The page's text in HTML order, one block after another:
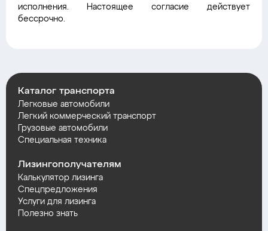
исполнения. Настоящее согласие действует
бессрочно.
Каталог транспорта
Легковые автомобили
Легкий коммерческий транспорт
Грузовые автомобили
Специальная техника
Лизингополучателям
Калькулятор лизинга
Спецпредложения
Услуги для лизинга
Полезно знать